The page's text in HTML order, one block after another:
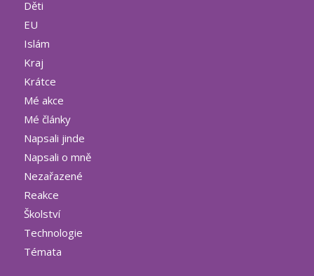
Děti
EU
Islám
Kraj
Krátce
Mé akce
Mé články
Napsali jinde
Napsali o mně
Nezařazené
Reakce
Školství
Technologie
Témata